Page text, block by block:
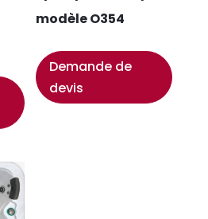
modèle O354
Demande de
devis